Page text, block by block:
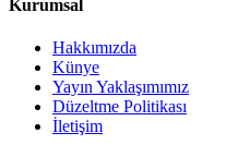
Kurumsal
Hakkımızda
Künye
Yayın Yaklaşımımız
Düzeltme Politikası
İletişim